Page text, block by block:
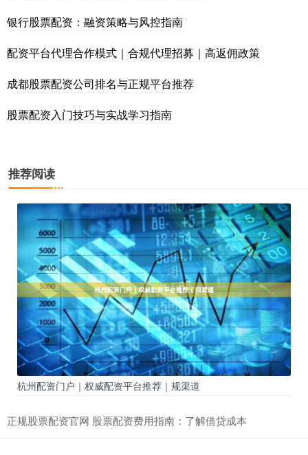
银行股票配资：融资策略与风控指南
配资平台代理合作模式｜合规代理招募｜高返佣政策
成都股票配资公司排名与正规平台推荐
股票配资入门技巧与实战学习指南
推荐阅读
杭州配资门户｜权威配资平台推荐｜规渠道
正规股票配资官网 股票配资费用指南：了解借贷成本